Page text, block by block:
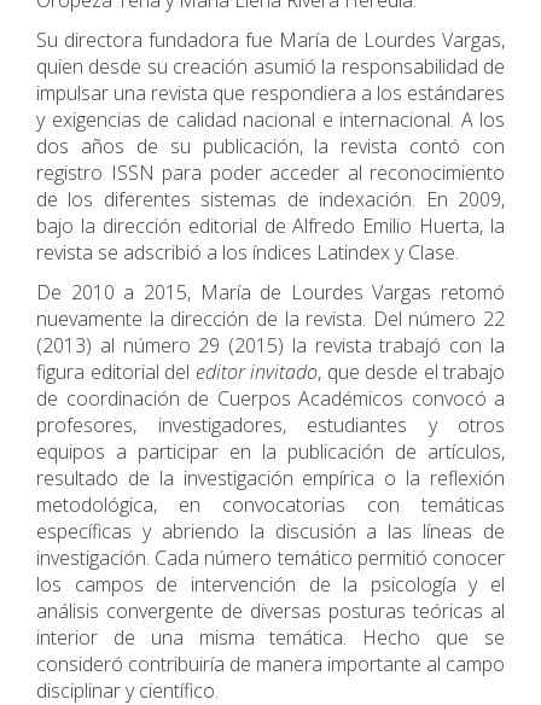
Su directora fundadora fue María de Lourdes Vargas,
quien desde su creación asumió la responsabilidad de
impulsar una revista que respondiera a los estándares
y exigencias de calidad nacional e internacional. A los
dos años de su publicación, la revista contó con
registro ISSN para poder acceder al reconocimiento
de los diferentes sistemas de indexación. En 2009,
bajo la dirección editorial de Alfredo Emilio Huerta, la
revista se adscribió a los índices Latindex y Clase.
De 2010 a 2015, María de Lourdes Vargas retomó
nuevamente la dirección de la revista. Del número 22
(2013) al número 29 (2015) la revista trabajó con la
figura editorial del editor invitado, que desde el trabajo
de coordinación de Cuerpos Académicos convocó a
profesores, investigadores, estudiantes y otros
equipos a participar en la publicación de artículos,
resultado de la investigación empírica o la reflexión
metodológica, en convocatorias con temáticas
específicas y abriendo la discusión a las líneas de
investigación. Cada número temático permitió conocer
los campos de intervención de la psicología y el
análisis convergente de diversas posturas teóricas al
interior de una misma temática. Hecho que se
consideró contribuiría de manera importante al campo
disciplinar y científico.